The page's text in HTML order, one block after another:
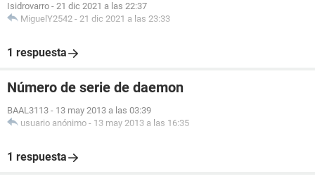
Isidrovarro - 21 dic 2021 a las 22:37
MiguelY2542 - 21 dic 2021 a las 23:33
1 respuesta
Número de serie de daemon
BAAL3113 - 13 may 2013 a las 03:39
usuario anónimo - 13 may 2013 a las 16:35
1 respuesta